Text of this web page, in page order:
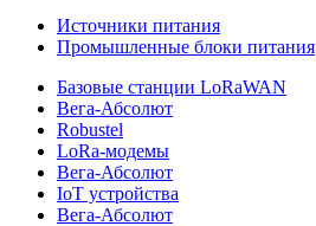
Источники питания
Промышленные блоки питания
Базовые станции LoRaWAN
Вега-Абсолют
Robustel
LoRa-модемы
Вега-Абсолют
IoT устройства
Вега-Абсолют